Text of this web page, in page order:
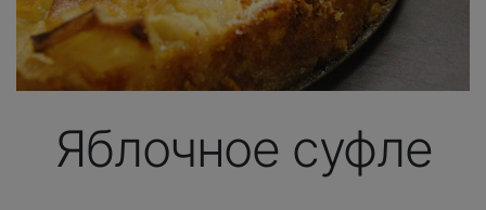
Яблочное суфле